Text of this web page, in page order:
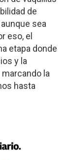
de
sea
eso, el
etapa donde
y la
la
hasta